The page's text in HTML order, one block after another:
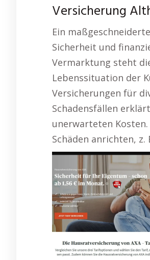
Versicherung
Ein
Sicherheit und
Vermarktung steht
Lebenssituation der
Versicherungen für
Schadensfällen
unerwarteten
Schäden anrichten,